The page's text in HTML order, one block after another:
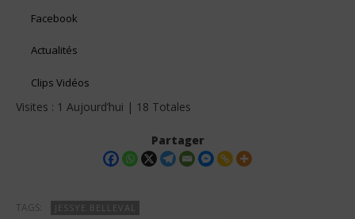
Facebook
Actualités
Clips Vidéos
Visites : 1 Aujourd’hui | 18 Totales
Partager
TAGS:
JESSYE BELLEVAL